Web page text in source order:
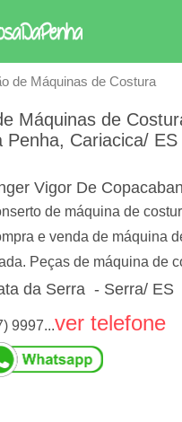
de Máquinas de Costura
Máquinas de
Penha, Cariacica/ ES
Vigor De
de máquina de
e venda de máquina
Peças de máquina de
da Serra - Serra/ ES
9997...ver telefone